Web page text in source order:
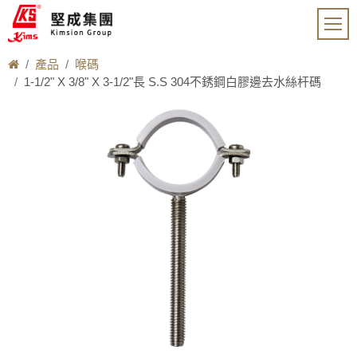
產品
喉碼
1-1/2" X 3/8" X 3-1/2"長 S.S 304不銹鋼白膠邊去水絲杆碼